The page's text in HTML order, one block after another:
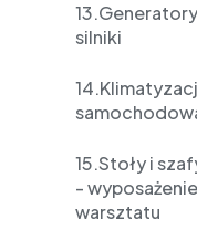
silniki
15.Stoły i
-
warsztatu